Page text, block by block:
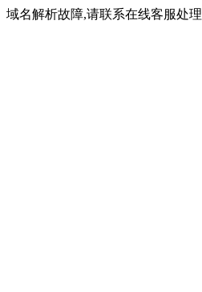
域名解析故障,请联系在线客服处理